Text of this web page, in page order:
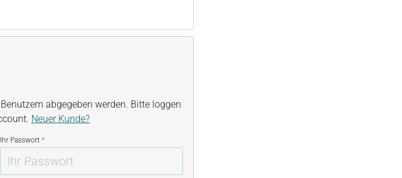
abgegeben werden. Bitte loggen
Neuer Kunde?
Ihr Passwort *